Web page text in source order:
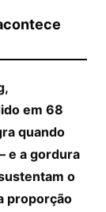
em 68
quando
e a gordura
o
proporção